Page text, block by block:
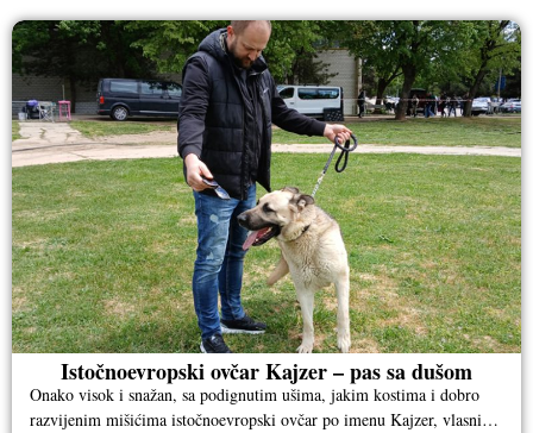
Istočnoevropski ovčar Kajzer – pas sa dušom
Onako visok i snažan, sa podignutim ušima, jakim kostima i dobro
razvijenim mišićima istočnoevropski ovčar po imenu Kajzer, vlasnika